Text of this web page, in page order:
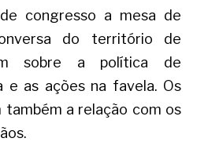
congresso a mesa de
do território de
sobre a política de
e as ações na favela. Os
a relação com os